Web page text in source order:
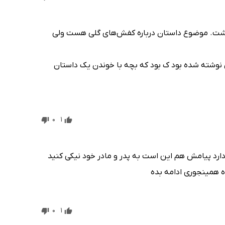
موضوع داستان درباره کفش‌های گلی هست ولی
نوشته شده بود ک بود که بچه با خوندن یک داستان
1
0
پیامش هم این است به پدر و مادر خود نیکی کنید
همینجوری ادامه بده
1
0